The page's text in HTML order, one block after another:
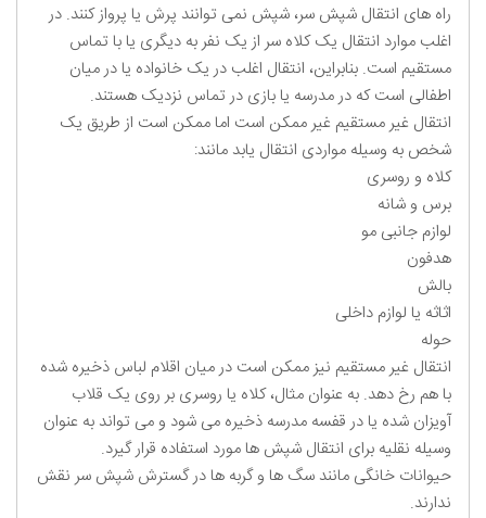
راه های انتقال شپش سر، شپش نمی توانند پرش یا پرواز کنند. در
اغلب موارد انتقال یک کلاه سر از یک نفر به دیگری یا با تماس
مستقیم است. بنابراین، انتقال اغلب در یک خانواده یا در میان
اطفالی است که در مدرسه یا بازی در تماس نزدیک هستند.
انتقال غیر مستقیم غیر ممکن است اما ممکن است از طریق یک
شخص به وسیله مواردی انتقال یابد مانند:
کلاه و روسری
برس و شانه
لوازم جانبی مو
هدفون
بالش
اثاثه یا لوازم داخلی
حوله
انتقال غیر مستقیم نیز ممکن است در میان اقلام لباس ذخیره شده
با هم رخ دهد. به عنوان مثال، کلاه یا روسری بر روی یک قلاب
آویزان شده یا در قفسه مدرسه ذخیره می شود و می تواند به عنوان
وسیله نقلیه برای انتقال شپش ها مورد استفاده قرار گیرد.
حیوانات خانگی مانند سگ ها و گربه ها در گسترش شپش سر نقش
ندارند.